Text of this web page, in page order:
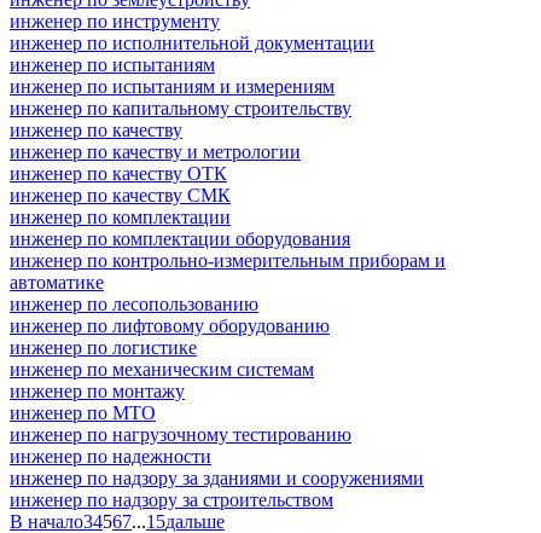
инженер по инструменту
инженер по исполнительной документации
инженер по испытаниям
инженер по испытаниям и измерениям
инженер по капитальному строительству
инженер по качеству
инженер по качеству и метрологии
инженер по качеству ОТК
инженер по качеству СМК
инженер по комплектации
инженер по комплектации оборудования
инженер по контрольно-измерительным приборам и
автоматике
инженер по лесопользованию
инженер по лифтовому оборудованию
инженер по логистике
инженер по механическим системам
инженер по монтажу
инженер по МТО
инженер по нагрузочному тестированию
инженер по надежности
инженер по надзору за зданиями и сооружениями
инженер по надзору за строительством
В начало34567...15дальше